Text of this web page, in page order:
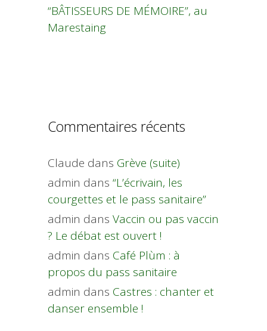
“BÂTISSEURS DE MÉMOIRE”, au
Marestaing
Commentaires récents
Claude dans Grève (suite)
admin dans “L’écrivain, les
courgettes et le pass sanitaire”
admin dans Vaccin ou pas vaccin
? Le débat est ouvert !
admin dans Café Plùm : à
propos du pass sanitaire
admin dans Castres : chanter et
danser ensemble !